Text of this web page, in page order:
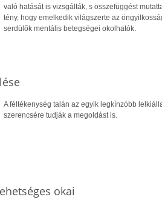
való hatását is vizsgálták, s összefüggést
tény, hogy emelkedik világszerte az
serdülők mentális betegségei okolhatók.
A féltékenység talán az egyik legkínzóbb
szerencsére tudják a megoldást is.
okai